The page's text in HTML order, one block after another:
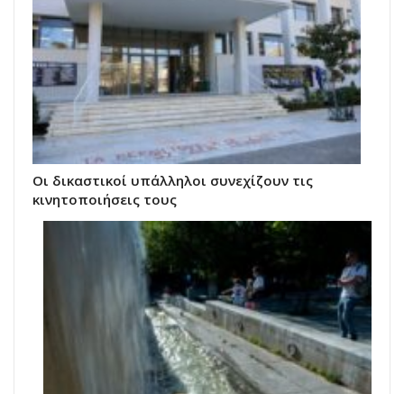
Οι δικαστικοί υπάλληλοι συνεχίζουν τις
κινητοποιήσεις τους